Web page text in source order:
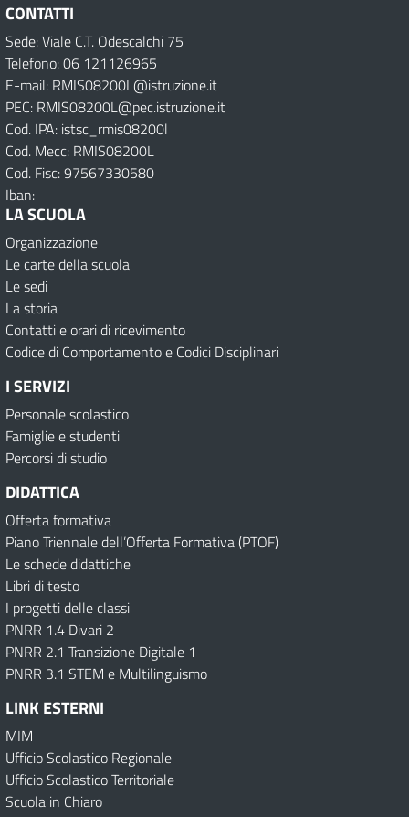
CONTATTI
Sede: Viale C.T. Odescalchi 75
Telefono: 06 121126965
E-mail: RMIS08200L@istruzione.it
PEC: RMIS08200L@pec.istruzione.it
Cod. IPA: istsc_rmis08200l
Cod. Mecc: RMIS08200L
Cod. Fisc: 97567330580
Iban:
LA SCUOLA
Organizzazione
Le carte della scuola
Le sedi
La storia
Contatti e orari di ricevimento
Codice di Comportamento e Codici Disciplinari
I SERVIZI
Personale scolastico
Famiglie e studenti
Percorsi di studio
DIDATTICA
Offerta formativa
Piano Triennale dell’Offerta Formativa (PTOF)
Le schede didattiche
Libri di testo
I progetti delle classi
PNRR 1.4 Divari 2
PNRR 2.1 Transizione Digitale 1
PNRR 3.1 STEM e Multilinguismo
LINK ESTERNI
MIM
Ufficio Scolastico Regionale
Ufficio Scolastico Territoriale
Scuola in Chiaro